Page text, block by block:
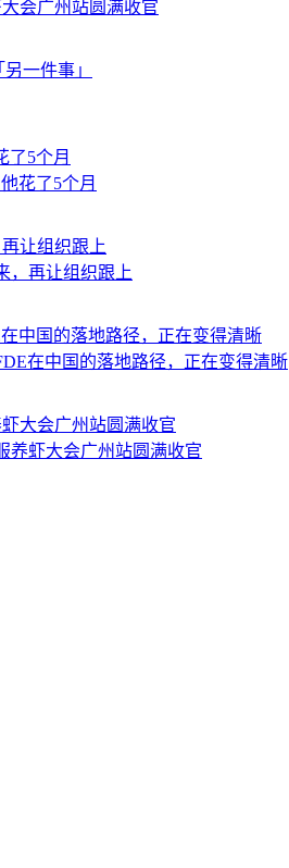
会广州站圆满收官
一件事」
花了5个月
，再让组织跟上
在中国的落地路径，正在变得清晰
养虾大会广州站圆满收官